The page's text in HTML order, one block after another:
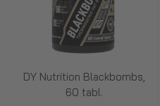
DY Nutrition Blackbombs,
60 tabl.